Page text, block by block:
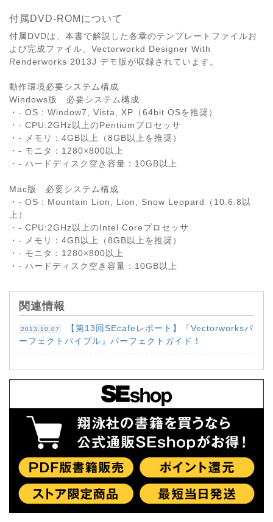
付属DVD-ROMについて
付属DVDは、本書で解説した各章のテンプレートファイルお
よび完成ファイル、Vectorworkd Designer With
Renderworks 2013J デモ版が収録されています。
動作環境必要システム構成
Windows版 必要システム構成
・- OS：Window7, Vista, XP（64bit OSを推奨）
・- CPU:2GHz以上のPentiumプロセッサ
・- メモリ：4GB以上（8GB以上を推奨）
・- モニタ：1280×800以上
・- ハードディスク空き容量：10GB以上
Mac版 必要システム構成
・- OS：Mountain Lion, Lion, Snow Leopard（10.6.8以
上）
・- CPU:2GHz以上のIntel Coreプロセッサ
・- メモリ：4GB以上（8GB以上を推奨）
・- モニタ：1280×800以上
・- ハードディスク空き容量：10GB以上
関連情報
2013.10.07
【第13回SEcafeレポート】『Vectorworksパ
ーフェクトバイブル』パーフェクトガイド！